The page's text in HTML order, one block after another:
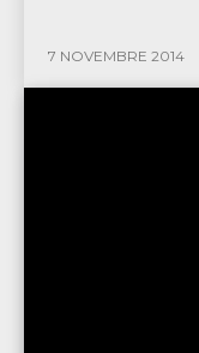
7 NOVEMBRE 2014